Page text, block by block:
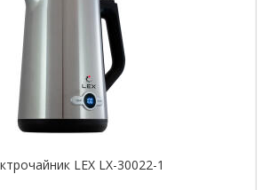
LEX LX-30022-1